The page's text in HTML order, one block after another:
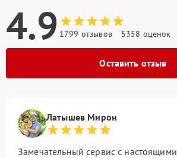
4.9 1799 отзывов 5358 оценок
Оставить отзыв
Латышев Мирон
Замечательный сервис с настоящими